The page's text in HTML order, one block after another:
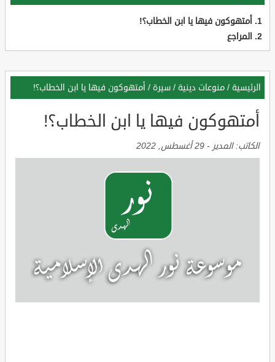
أمتهوكون فيها يا ابن الخطاب؟!
المراجع
الرئيسية / منوعات دينية / سيرة / أمتهوكون فيها يا ابن الخطاب؟!
أمتهوكون فيها يا ابن الخطاب؟!
الكاتب:المدير - 29 أغسطس, 2022